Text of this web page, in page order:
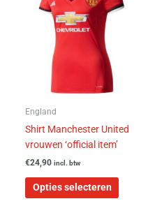
England
Shirt Manchester United
vrouwen ‘official item’
€24,90 incl. btw
Opties selecteren
op
de